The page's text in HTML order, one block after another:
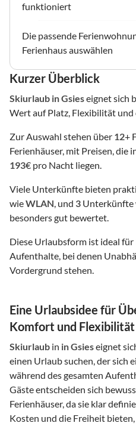
funktioniert
Die passende
Ferienhaus auswählen
Kurzer Überblick
Skiurlaub in Gsieseignet sich
Wert auf Platz, Flexibilität und
Zur Auswahl stehen über 12+
Ferienhäuser, mit Preisen, die
193€ pro Nacht liegen.
Viele Unterkünfte bieten
wieWLAN, und 3 Unterkünfte
besonders gut bewertet.
Diese Urlaubsform ist ideal für
Aufenthalte, bei denen
Vordergrund stehen.
Eine Urlaubsidee für
Komfort und Flexibilität
Skiurlaub in in Gsieseignet
einen Urlaub suchen, der sich
während des gesamten
Gäste entscheiden sich
Ferienhäuser, da sie klar
Kosten und die Freiheit bieten,